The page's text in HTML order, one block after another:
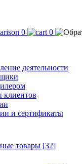
0 0
деятельности
и сертификаты
товары [32]